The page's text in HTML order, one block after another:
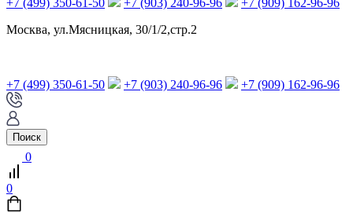
Москва, ул.Мясницкая, 30/1/2,стр.2
+7 (499) 350-61-50 +7 (903) 240-96-96 +7 (909) 162-96-96
Поиск
0
0